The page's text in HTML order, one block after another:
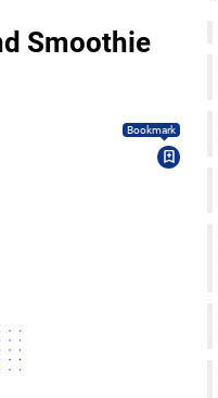
Smoothie
Bookmark